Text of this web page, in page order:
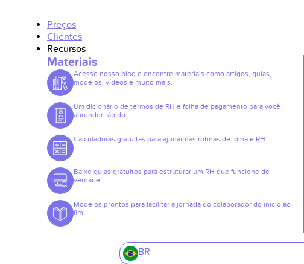
Preços
Clientes
Recursos
Materiais
Acesse nosso blog e encontre materiais como artigos, guias,
modelos, vídeos e muito mais.
Um dicionário de termos de RH e folha de pagamento para você
aprender rápido.
Calculadoras gratuitas para ajudar nas rotinas de folha e RH.
Baixe guias gratuitos para estruturar um RH que funcione de
verdade.
Modelos prontos para facilitar a jornada do colaborador do início ao
fim.
BR